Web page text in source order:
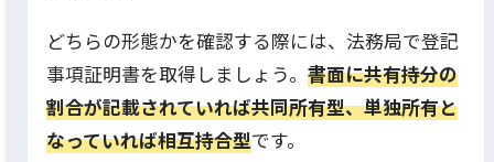
どちらの形態かを確認する際には、法務局で登記
事項証明書を取得しましょう。 書面に共有持分の
割合が記載されていれば共同所有型、単独所有と
なっていれば相互持合型です。